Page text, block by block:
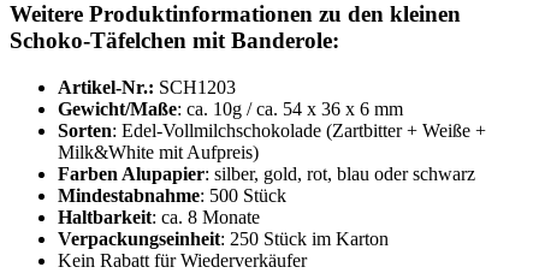
Weitere Produktinformationen zu den kleinen
Schoko-Täfelchen mit Banderole:
Artikel-Nr.: SCH1203
Gewicht/Maße: ca. 10g / ca. 54 x 36 x 6 mm
Sorten: Edel-Vollmilchschokolade (Zartbitter + Weiße +
Milk&White mit Aufpreis)
Farben Alupapier: silber, gold, rot, blau oder schwarz
Mindestabnahme: 500 Stück
Haltbarkeit: ca. 8 Monate
Verpackungseinheit: 250 Stück im Karton
Kein Rabatt für Wiederverkäufer